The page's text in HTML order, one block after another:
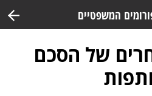
המשפטיים
של הסכם